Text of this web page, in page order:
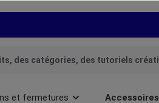
et fermetures Accessoires